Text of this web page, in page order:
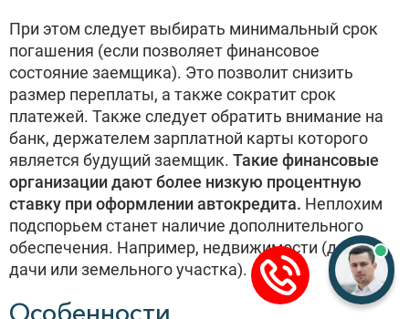
При этом следует выбирать минимальный срок
погашения (если позволяет финансовое
состояние заемщика). Это позволит снизить
размер переплаты, а также сократит срок
платежей. Также следует обратить внимание на
банк, держателем зарплатной карты которого
является будущий заемщик. Такие финансовые
организации дают более низкую процентную
ставку при оформлении автокредита. Неплохим
подспорьем станет наличие дополнительного
обеспечения. Например, недвижимости (дома,
дачи или земельного участка).
Особенности